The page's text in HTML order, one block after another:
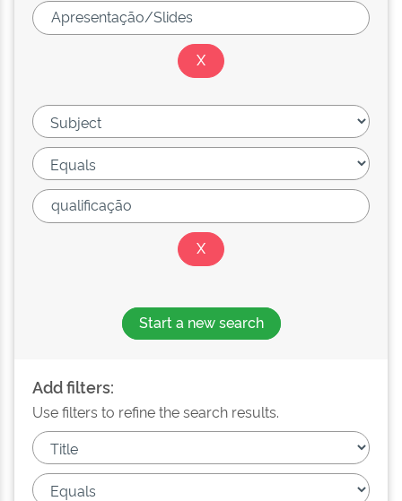
Start a new search
Add filters:
Use filters to refine the search results.